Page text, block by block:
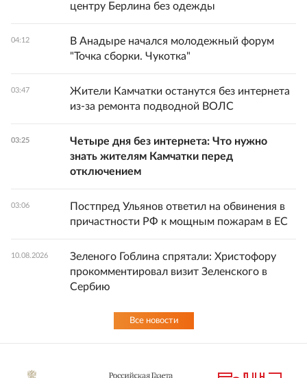
центру Берлина без одежды
04:12
В Анадыре начался молодежный форум
"Точка сборки. Чукотка"
03:47
Жители Камчатки останутся без интернета
из-за ремонта подводной ВОЛС
03:25
Четыре дня без интернета: Что нужно
знать жителям Камчатки перед
отключением
03:06
Постпред Ульянов ответил на обвинения в
причастности РФ к мощным пожарам в ЕС
10.08.2026
Зеленого Гоблина спрятали: Христофору
прокомментировал визит Зеленского в
Сербию
Все новости